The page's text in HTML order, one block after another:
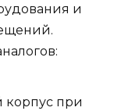
и
при